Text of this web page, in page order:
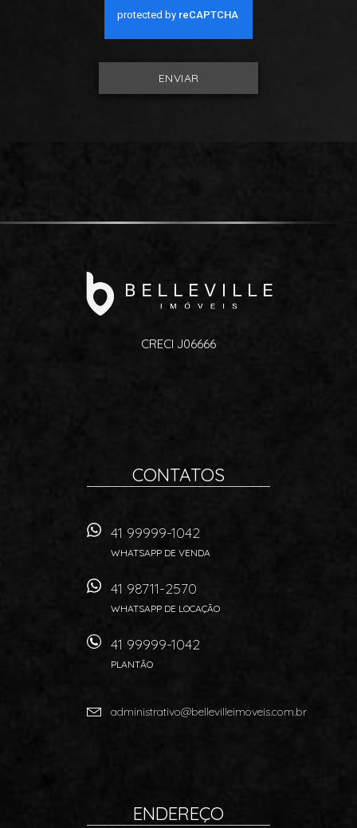
ENVIAR
CRECI J06666
CONTATOS
41 99999-1042
WHATSAPP DE VENDA
41 98711-2570
WHATSAPP DE LOCAÇÃO
41 99999-1042
PLANTÃO
administrativo@bellevilleimoveis.com.br
ENDEREÇO